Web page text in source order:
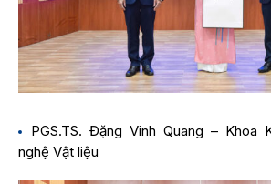
PGS.TS. Đặng Vinh Quang – Khoa
nghệ Vật liệu